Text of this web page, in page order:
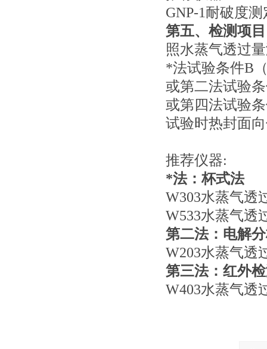
GNP-1耐破度测
第五、检测项
照水蒸气透过
*法试验条件B
或第二法试验
或第四法试验
试验时热封面
推荐仪器:
*法：杯式法
W303水蒸气透
W533水蒸气透
第二法：电解
W203水蒸气透
第三法：红外
W403水蒸气透